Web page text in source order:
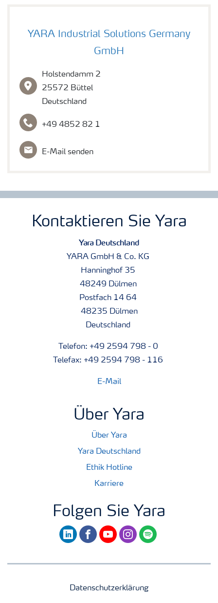
YARA Industrial Solutions Germany
GmbH
Holstendamm 2
25572 Büttel
Deutschland
+49 4852 82 1
E-Mail senden
Kontaktieren Sie Yara
Yara Deutschland
YARA GmbH & Co. KG
Hanninghof 35
48249 Dülmen
Postfach 14 64
48235 Dülmen
Deutschland
Telefon: +49 2594 798 - 0
Telefax: +49 2594 798 - 116
E-Mail
Über Yara
Über Yara
Yara Deutschland
Ethik Hotline
Karriere
Folgen Sie Yara
linkedinfacebookyoutubeinstagram
spotify
Datenschutzerklärung